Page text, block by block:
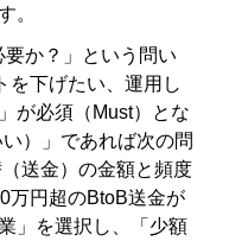
。
か？」という問い
を下げたい、運用し
が必須（Must）とな
）」であれば次の問
送金）の金額と頻度
万円超のBtoB送金が
」を選択し、「少額